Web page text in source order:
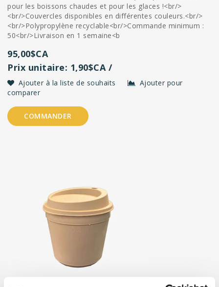
pour les boissons chaudes et pour les glaces !<br/>
<br/>Couvercles disponibles en différentes couleurs.<br/>
<br/>Polypropylène recyclable<br/>Commande minimum :
50<br/>Livraison en 1 semaine<b
95,00$CA
Prix unitaire: 1,90$CA /
Ajouter à la liste de souhaits
Ajouter pour
comparer
COMMANDER